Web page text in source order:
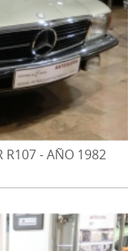
R107 - AÑO 1982